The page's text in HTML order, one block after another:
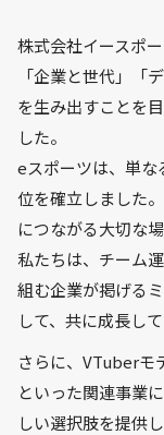
株式会社イースポ
「企業と世代」「
を生み出すことを
した。
eスポーツは、単な
位を確立しました
につながる大切な
私たちは、チーム
組む企業が掲げる
して、共に成長して
さらに、VTuberモ
といった関連事業
しい選択肢を提供し